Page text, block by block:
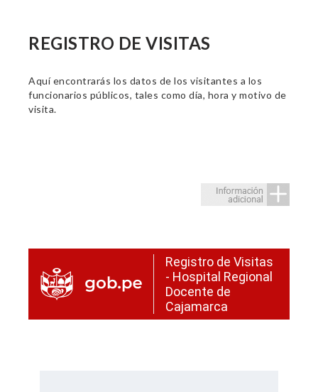
REGISTRO DE VISITAS
Aquí encontrarás los datos de los visitantes a los
funcionarios públicos, tales como día, hora y motivo de
visita.